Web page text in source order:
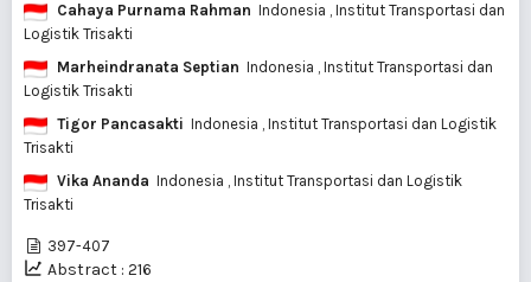
Cahaya Purnama Rahman Indonesia , Institut Transportasi dan
Logistik Trisakti
Marheindranata Septian Indonesia , Institut Transportasi dan
Logistik Trisakti
Tigor Pancasakti Indonesia , Institut Transportasi dan Logistik
Trisakti
Vika Ananda Indonesia , Institut Transportasi dan Logistik
Trisakti
397-407
Abstract : 216